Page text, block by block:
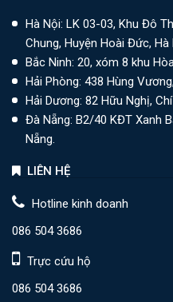
Hà Nội: LK 03-03, Khu Đô
Chung, Huyện Hoài Đức, Hà
Bắc Ninh: 20, xóm 8 khu
Hải Phòng: 438 Hùng
Hải Dương: 82 Hữu Nghị,
Đà Nẵng: B2/40 KĐT Xanh
Nẵng.
LIÊN HỆ
Hotline kinh doanh
086 504 3686
Trực cứu hộ
086 504 3686